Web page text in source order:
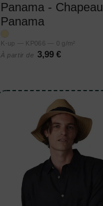
Panama - Chapeau
Panama
K-up — KP066 — 0 g/m²
À partir de 3,99 €